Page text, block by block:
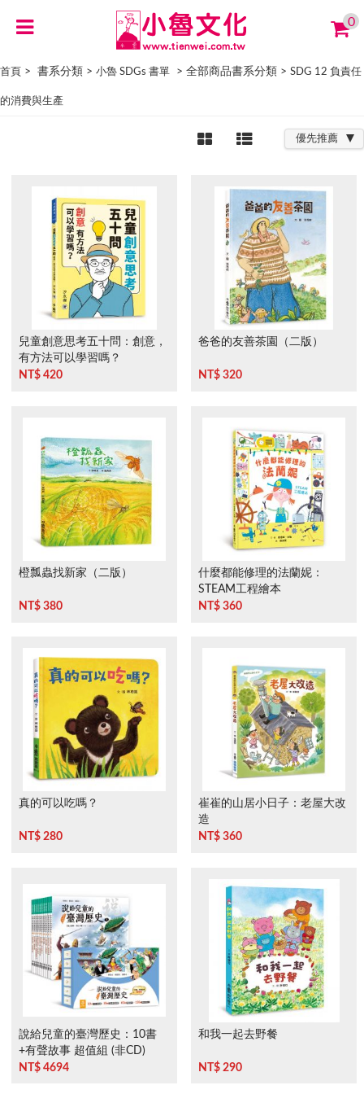
0
首頁 > 書系分類 > 小魯 SDGs 書單 > 全部商品書系分類 > SDG 12 負責任
的消費與生產
優先推薦
兒童創意思考五十問：創意，
有方法可以學習嗎？
NT$ 420
爸爸的友善茶園（二版）
NT$ 320
橙瓢蟲找新家（二版）
NT$ 380
什麼都能修理的法蘭妮：
STEAM工程繪本
NT$ 360
真的可以吃嗎？
NT$ 280
崔崔的山居小日子：老屋大改
造
NT$ 360
說給兒童的臺灣歷史：10書
+有聲故事 超值組 (非CD)
NT$ 4694
和我一起去野餐
NT$ 290